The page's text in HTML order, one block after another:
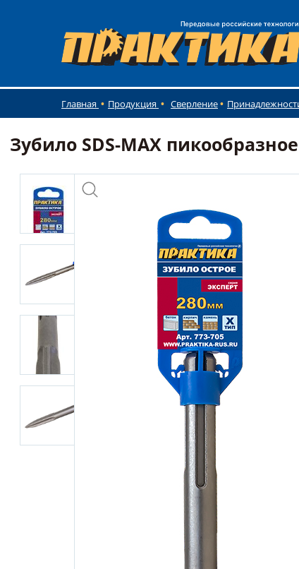
Главная Продукция Сверление
Зубило SDS-MAX